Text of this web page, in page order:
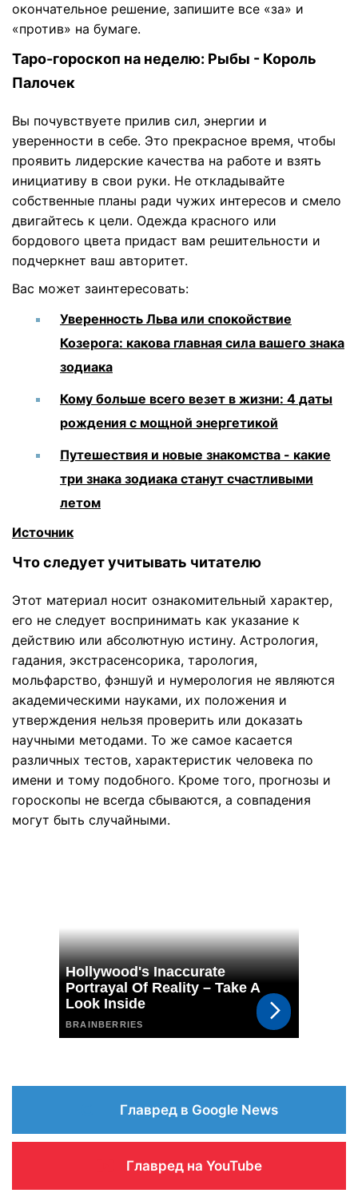
окончательное решение, запишите все «за» и
«против» на бумаге.
Таро-гороскоп на неделю: Рыбы - Король
Палочек
Вы почувствуете прилив сил, энергии и
уверенности в себе. Это прекрасное время, чтобы
проявить лидерские качества на работе и взять
инициативу в свои руки. Не откладывайте
собственные планы ради чужих интересов и смело
двигайтесь к цели. Одежда красного или
бордового цвета придаст вам решительности и
подчеркнет ваш авторитет.
Вас может заинтересовать:
Уверенность Льва или спокойствие
Козерога: какова главная сила вашего знака
зодиака
Кому больше всего везет в жизни: 4 даты
рождения с мощной энергетикой
Путешествия и новые знакомства - какие
три знака зодиака станут счастливыми
летом
Источник
Что следует учитывать читателю
Этот материал носит ознакомительный характер,
его не следует воспринимать как указание к
действию или абсолютную истину. Астрология,
гадания, экстрасенсорика, тарология,
мольфарство, фэншуй и нумерология не являются
академическими науками, их положения и
утверждения нельзя проверить или доказать
научными методами. То же самое касается
различных тестов, характеристик человека по
имени и тому подобного. Кроме того, прогнозы и
гороскопы не всегда сбываются, а совпадения
могут быть случайными.
Главред в Google News
Главред на YouTube